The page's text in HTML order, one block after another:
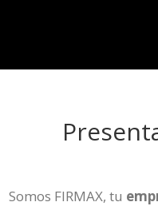
Somos FIRMAX, tu